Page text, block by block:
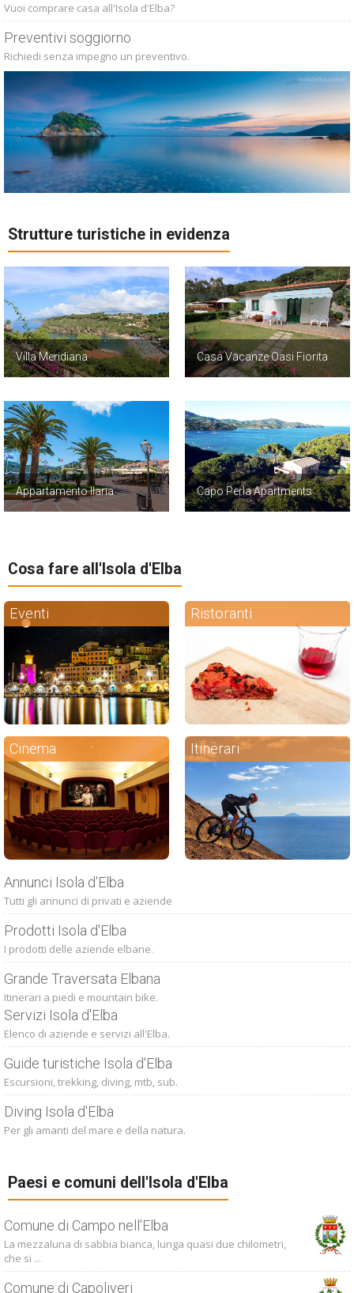
Vuoi comprare casa all'Isola d'Elba?
Preventivi soggiorno
Richiedi senza impegno un preventivo.
Strutture turistiche in evidenza
Villa Meridiana Casa Vacanze Oasi Fiorita
Appartamento Ilaria Capo Perla Apartments
Cosa fare all'Isola d'Elba
Eventi Ristoranti
Cinema Itinerari
Annunci Isola d'Elba
Tutti gli annunci di privati e aziende
Prodotti Isola d'Elba
I prodotti delle aziende elbane.
Grande Traversata Elbana
Itinerari a piedi e mountain bike.
Servizi Isola d'Elba
Elenco di aziende e servizi all'Elba.
Guide turistiche Isola d'Elba
Escursioni, trekking, diving, mtb, sub.
Diving Isola d'Elba
Per gli amanti del mare e della natura.
Paesi e comuni dell'Isola d'Elba
Comune di Campo nell'Elba
La mezzaluna di sabbia bianca, lunga quasi due chilometri,
che si ...
Comune di Capoliveri